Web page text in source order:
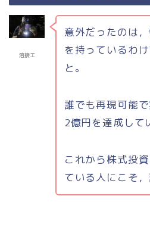
溶接工
意外だったのは
を持っているわ
と。
誰でも再現可能
2億円を達成して
これから株式投
ている人にこそ